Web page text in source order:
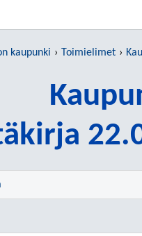
kaupunki Toimielimet